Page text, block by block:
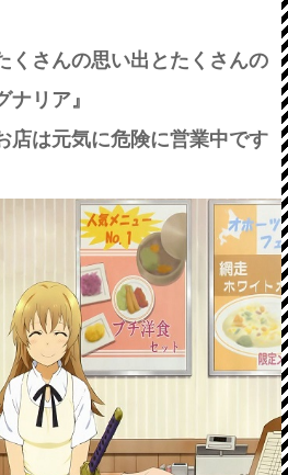
い出とたくさんの
リア』
気に危険に営業中です